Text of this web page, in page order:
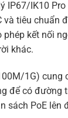
IP67/IK10
tiêu
kết nối
khác.
1G)
để có
sách PoE lên